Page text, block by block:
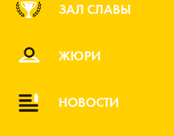
ЗАЛ СЛАВЫ
ЖЮРИ
НОВОСТИ